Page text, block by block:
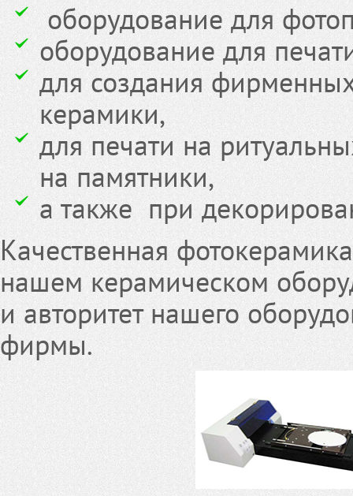
оборудование для
оборудование для
для создания
керамики,
для печати на
на памятники,
а также при
Качественная
нашем керамическом
и авторитет нашего
фирмы.